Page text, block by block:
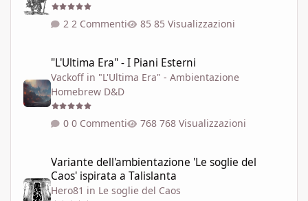
2 Commenti 85 Visualizzazioni
"L'Ultima Era" - I Piani Esterni
Vackoff in "L'Ultima Era" - Ambientazione
Homebrew D&D
0 Commenti 768 Visualizzazioni
Variante dell'ambientazione 'Le soglie del
Caos' ispirata a Talislanta
Hero81 in Le soglie del Caos